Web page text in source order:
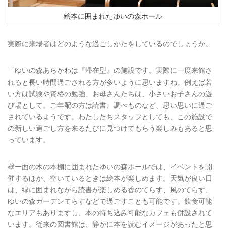
絵本に囲まれたゆいの森ホール
実際に来場者はどのような過ごしかたをしているのでしょうか。
「ゆいの森あらかわは『滞在型』の施設です。実際に一度来館さ
れると長い時間過ごされる方が多いように思いますね。例えば若
い方は試験や資格の勉強、お母さんたちは、小さいお子さんの遊
び場として。ご年配の方は読書、調べものなど、思い思いに過ご
されているようです。わたしたちスタッフとしても、この施設で
の新しい過ごし方を来るたびに見つけてもらう楽しみもあると思
っています。
壁一面の木の本棚に囲まれたゆいの森ホールでは、イベントを開
催するほか、空いているときは絵本が楽しめます。天気が良い日
は、緑に囲まれながら読書が楽しめる香のてらす、風のてらす、
ゆいの森ガーデンてらすなどで過ごすことも可能です。飲食可能
なエリアもありますし、本の持ち込み可能なカフェも併設されて
います。従来の図書館は、静かに本を読むイメージがあったと思